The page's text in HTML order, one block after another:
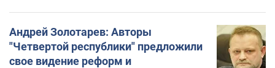
Андрей Золотарев: Авторы
"Четвертой республики" предложили
свое видение реформ и